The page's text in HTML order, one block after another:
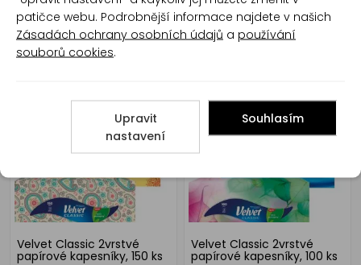
Kleenex Ultra Soft 3vrstvé
Velvet Classic 2vrstvé
papírové kapesníky, 150 ks
Velvet Classic 2vrstvé
papírové kapesníky, 100 ks
patičce webu. Podrobnější informace najdete v našich
Zásadách ochrany osobních údajů a používání
souborů cookies.
Upravit
nastavení
Souhlasím